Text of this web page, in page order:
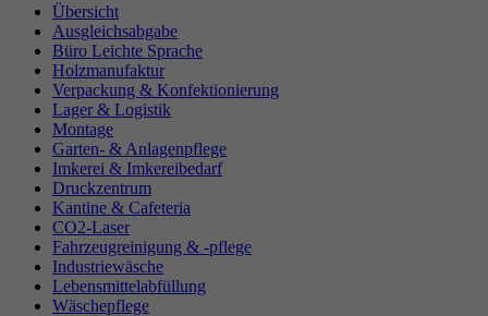
Übersicht
Ausgleichsabgabe
Büro Leichte Sprache
Holzmanufaktur
Verpackung & Konfektionierung
Lager & Logistik
Montage
Garten- & Anlagenpflege
Imkerei & Imkereibedarf
Druckzentrum
Kantine & Cafeteria
CO2-Laser
Fahrzeugreinigung & -pflege
Industriewäsche
Lebensmittelabfüllung
Wäschepflege